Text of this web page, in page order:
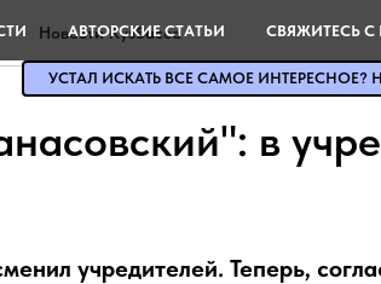
Новости Кузбасса
в
учредителей. Теперь,
АВТОРСКИЕ СТАТЬИ СВЯЖИТЕСЬ
УСТАЛ ИСКАТЬ ВСЕ САМОЕ ИНТЕРЕСНОЕ?